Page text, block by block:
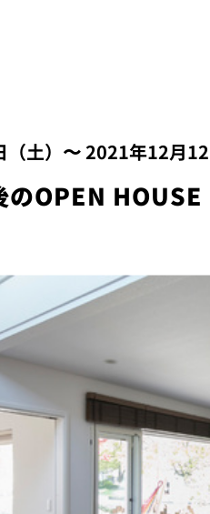
土）〜 2021年12月12
のOPEN